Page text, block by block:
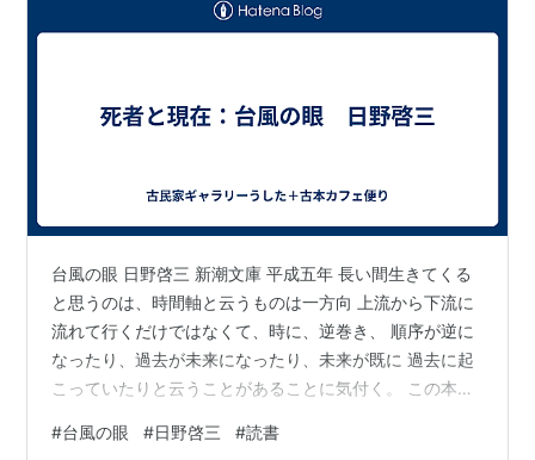
台風の眼 日野啓三 新潮文庫 平成五年 長い間生きてくる
と思うのは、時間軸と云うものは一方向 上流から下流に
流れて行くだけではなくて、時に、逆巻き、 順序が逆に
なったり、過去が未来になったり、未来が既に 過去に起
こっていたりと云うことがあることに気付く。 この本に
はたまた、自分の死んだ後の自分か。 舞台は東京、ソウ
#台風の眼 #日野啓三 #読書